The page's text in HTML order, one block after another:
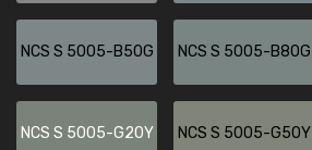
NCS S 5005-B50G NCS S 5005-B80G
NCS S 5005-G20Y NCS S 5005-G50Y